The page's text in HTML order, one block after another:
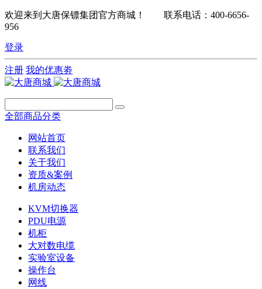
欢迎来到大唐保镖集团官方商城！ 联系电话：400-6656-
956
登录
注册 我的优惠劵
全部商品分类
网站首页
联系我们
关于我们
资质&案例
机房动态
KVM切换器
PDU电源
机柜
大对数电缆
实验室设备
操作台
网线